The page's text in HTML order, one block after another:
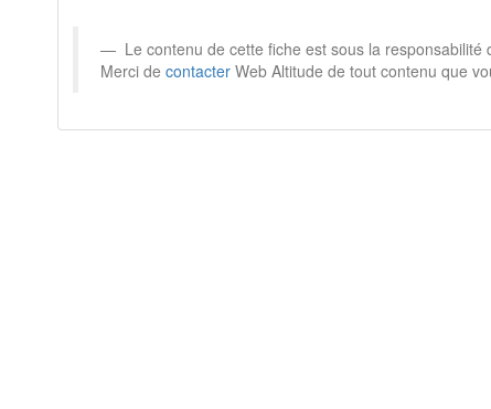
Le contenu de cette fiche est sous la responsabilité
Merci de contacter Web Altitude de tout contenu que